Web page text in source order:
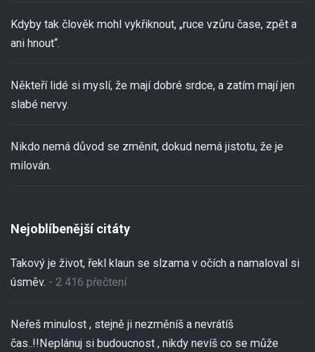
Kdyby tak člověk mohl vykřiknout, „ruce vzůru čase, zpět a
ani hnout“.
Někteří lidé si myslí, že mají dobré srdce, a zatím mají jen
slabé nervy.
Nikdo nemá důvod se změnit, dokud nemá jistotu, že je
milován.
Nejoblíbenější citáty
Takový je život, řekl klaun se slzama v očích a namaloval si
úsměv. - 2 416 přečtení
Neřeš minulost , stejně ji nezměníš a nevrátíš
čas..!!Neplánuj si budoucnost , nikdy nevíš co se může